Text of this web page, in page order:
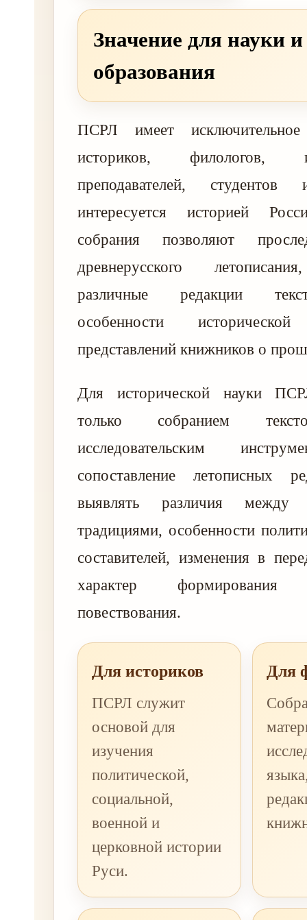
Значение для науки и
образования
ПСРЛ имеет
историков, филологов,
преподавателей,
интересуется историей
собрания позволяют
древнерусского
различные редакции
особенности
представлений книжников о
Для исторической науки
только собранием
исследовательским
сопоставление летописных
выявлять различия между
традициями, особенности
составителей, изменения в
характер формирования
повествования.
Для историков
ПСРЛ служит
основой для
изучения
политической,
социальной,
военной и
церковной истории
Руси.
Для